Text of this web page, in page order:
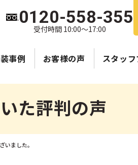
0120-558-355
受付時間 10:00～17:00
事例 お客様の声 スタッ
た評判の声
いました。